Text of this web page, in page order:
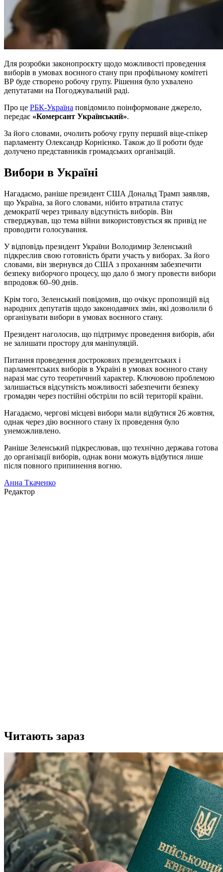
Для розробки законопроєкту щодо можливості проведення
виборів в умовах воєнного стану при профільному комітеті
ВР буде створено робочу групу. Рішення було ухвалено
депутатами на Погоджувальній раді.
Про це РБК-Україна повідомило поінформоване джерело,
передає «Комерсант Український».
За його словами, очолить робочу групу перший віце-спікер
парламенту Олександр Корнієнко. Також до її роботи буде
долучено представників громадських організацій.
Вибори в Україні
Нагадаємо, раніше президент США Дональд Трамп заявляв,
що Україна, за його словами, нібито втратила статус
демократії через тривалу відсутність виборів. Він
стверджував, що тема війни використовується як привід не
проводити голосування.
У відповідь президент України Володимир Зеленський
підкреслив свою готовність брати участь у виборах. За його
словами, він звернувся до США з проханням забезпечити
безпеку виборчого процесу, що дало б змогу провести вибори
впродовж 60–90 днів.
Крім того, Зеленський повідомив, що очікує пропозицій від
народних депутатів щодо законодавчих змін, які дозволили б
організувати вибори в умовах воєнного стану.
Президент наголосив, що підтримує проведення виборів, аби
не залишати простору для маніпуляцій.
Питання проведення дострокових президентських і
парламентських виборів в Україні в умовах воєнного стану
наразі має суто теоретичний характер. Ключовою проблемою
залишається відсутність можливості забезпечити безпеку
громадян через постійні обстріли по всій території країни.
Нагадаємо, чергові місцеві вибори мали відбутися 26 жовтня,
однак через дію воєнного стану їх проведення було
унеможливлено.
Раніше Зеленський підкреслював, що технічно держава готова
до організації виборів, однак вони можуть відбутися лише
після повного припинення вогню.
Анна Ткаченко
Редактор
Читають зараз